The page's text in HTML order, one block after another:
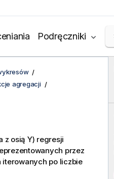
Podręczniki
agregacji
z osią Y) regresji
przez
iterowanych po liczbie